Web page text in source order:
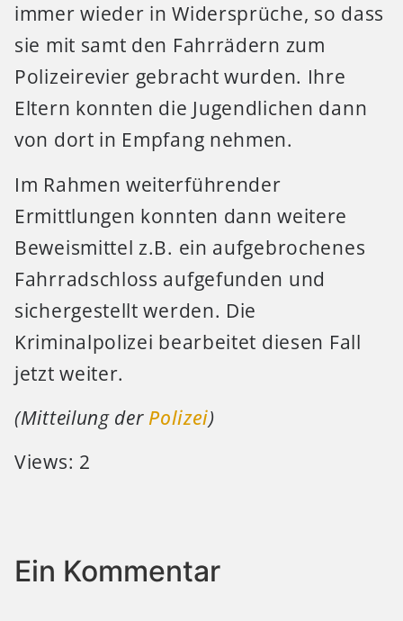
immer wieder in Widersprüche, so dass
sie mit samt den Fahrrädern zum
Polizeirevier gebracht wurden. Ihre
Eltern konnten die Jugendlichen dann
von dort in Empfang nehmen.
Im Rahmen weiterführender
Ermittlungen konnten dann weitere
Beweismittel z.B. ein aufgebrochenes
Fahrradschloss aufgefunden und
sichergestellt werden. Die
Kriminalpolizei bearbeitet diesen Fall
jetzt weiter.
(Mitteilung der Polizei)
Views: 2
Ein Kommentar